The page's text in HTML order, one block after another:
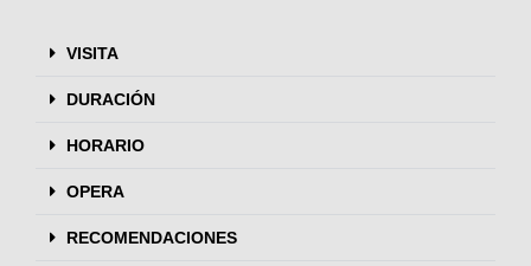
VISITA
DURACIÓN
HORARIO
OPERA
RECOMENDACIONES